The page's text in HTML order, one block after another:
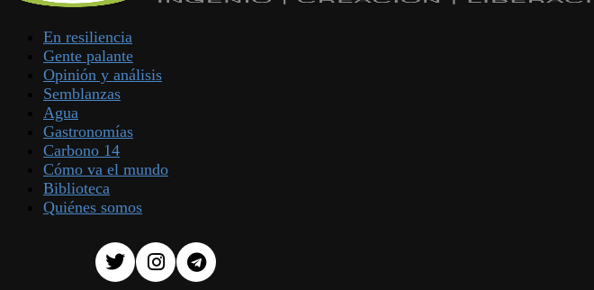
En resiliencia
Gente palante
Opinión y análisis
Semblanzas
Agua
Gastronomías
Carbono 14
Cómo va el mundo
Biblioteca
Quiénes somos